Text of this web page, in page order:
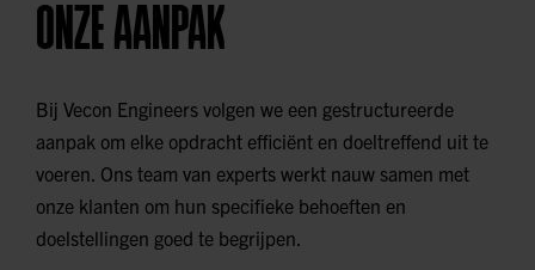
ONZE AANPAK
Bij Vecon Engineers volgen we een gestructureerde
aanpak om elke opdracht efficiënt en doeltreffend uit te
voeren. Ons team van experts werkt nauw samen met
onze klanten om hun specifieke behoeften en
doelstellingen goed te begrijpen.